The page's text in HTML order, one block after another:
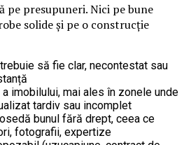
pe presupuneri. Nici pe bune
solide și pe o construcție
să fie clar, necontestat sau
imobilului, mai ales în zonele unde
tardiv sau incomplet
bunul fără drept, ceea ce
fotografii, expertize